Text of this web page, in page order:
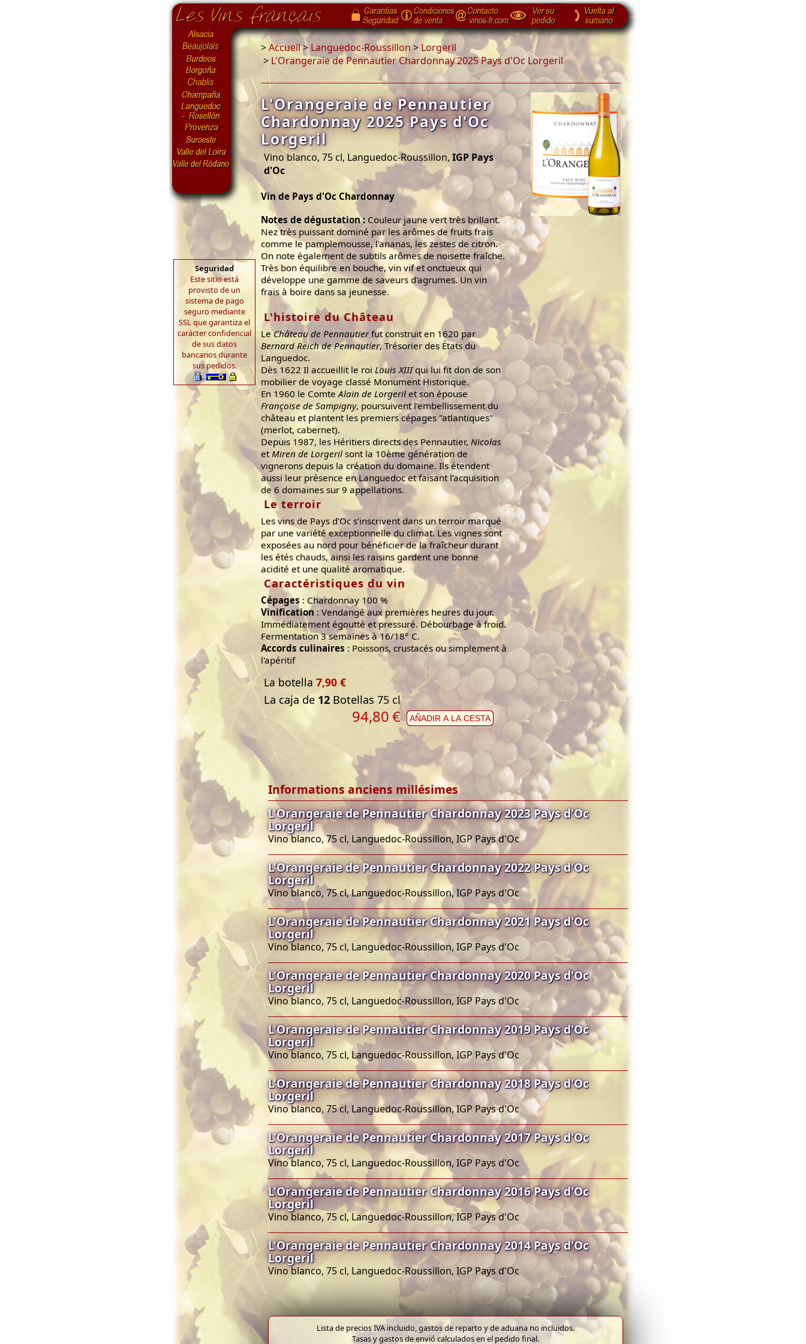
Seguridad
Este sitio está
provisto de un
sistema de pago
seguro mediante
SSL que garantiza el
carácter confidencial
de sus datos
bancarios durante
sus pedidos.
>Accueil>Languedoc-Roussillon> Lorgeril
> L'Orangeraie de Pennautier Chardonnay 2025 Pays d'Oc Lorgeril
L'Orangeraie de Pennautier
Chardonnay 2025 Pays d'Oc
Lorgeril
Vino blanco, 75 cl, Languedoc-Roussillon, IGP Pays
d'Oc
Vin de Pays d'Oc Chardonnay
Notes de dégustation : Couleur jaune vert très brillant.
Nez très puissant dominé par les arômes de fruits frais
comme le pamplemousse, l'ananas, les zestes de citron.
On note également de subtils arômes de noisette fraîche.
Très bon équilibre en bouche, vin vif et onctueux qui
développe une gamme de saveurs d'agrumes. Un vin
frais à boire dans sa jeunesse.
L'histoire du Château
LeChâteau de Pennautierfut construit en 1620 par
Bernard Reich de Pennautier, Trésorier des États du
Languedoc.
Dès 1622 Il accueillit le roi Louis XIIIqui lui fit don de son
mobilier de voyage classé Monument Historique.
En 1960 le Comte Alain de Lorgeril et son épouse
Françoise de Sampigny, poursuivent l’embellissement du
château et plantent les premiers cépages "atlantiques"
(merlot, cabernet).
Depuis 1987, les Héritiers directs des Pennautier, Nicolas
et Miren de Lorgerilsont la 10ème génération de
vignerons depuis la création du domaine. Ils étendent
aussi leur présence en Languedoc et faisant l’acquisition
de 6 domaines sur 9 appellations.
Le terroir
Les vins de Pays d’Oc s’inscrivent dans un terroir marqué
par une variété exceptionnelle du climat. Les vignes sont
exposées au nord pour bénéficier de la fraîcheur durant
les étés chauds, ainsi les raisins gardent une bonne
acidité et une qualité aromatique.
Caractéristiques du vin
Cépages : Chardonnay 100 %
Vinification : Vendangé aux premières heures du jour.
Immédiatement égoutté et pressuré. Débourbage à froid.
Fermentation 3 semaines à 16/18° C.
Accords culinaires : Poissons, crustacés ou simplement à
l'apéritif
La botella 7,90 €
La caja de 12 Botellas 75 cl
94,80€ AÑADIR A LA CESTA
Informations anciens millésimes
L'Orangeraie de Pennautier Chardonnay 2023 Pays d'Oc
Lorgeril
Vino blanco, 75 cl, Languedoc-Roussillon, IGP Pays d'Oc
L'Orangeraie de Pennautier Chardonnay 2022 Pays d'Oc
Lorgeril
Vino blanco, 75 cl, Languedoc-Roussillon, IGP Pays d'Oc
L'Orangeraie de Pennautier Chardonnay 2021 Pays d'Oc
Lorgeril
Vino blanco, 75 cl, Languedoc-Roussillon, IGP Pays d'Oc
L'Orangeraie de Pennautier Chardonnay 2020 Pays d'Oc
Lorgeril
Vino blanco, 75 cl, Languedoc-Roussillon, IGP Pays d'Oc
L'Orangeraie de Pennautier Chardonnay 2019 Pays d'Oc
Lorgeril
Vino blanco, 75 cl, Languedoc-Roussillon, IGP Pays d'Oc
L'Orangeraie de Pennautier Chardonnay 2018 Pays d'Oc
Lorgeril
Vino blanco, 75 cl, Languedoc-Roussillon, IGP Pays d'Oc
L'Orangeraie de Pennautier Chardonnay 2017 Pays d'Oc
Lorgeril
Vino blanco, 75 cl, Languedoc-Roussillon, IGP Pays d'Oc
L'Orangeraie de Pennautier Chardonnay 2016 Pays d'Oc
Lorgeril
Vino blanco, 75 cl, Languedoc-Roussillon, IGP Pays d'Oc
L'Orangeraie de Pennautier Chardonnay 2014 Pays d'Oc
Lorgeril
Vino blanco, 75 cl, Languedoc-Roussillon, IGP Pays d'Oc
Lista de precios IVA incluido, gastos de reparto y de aduana no incluidos.
Tasas y gastos de envió calculados en el pedido final.